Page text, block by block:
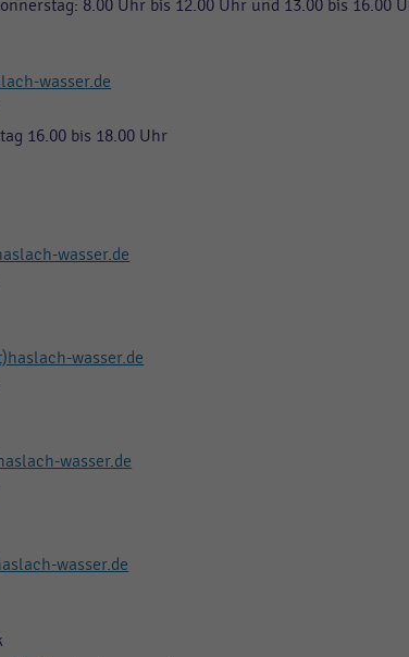
8.00 Uhr bis 12.00 Uhr und 13.00 bis 16.00
wasser.de
16.00 bis 18.00 Uhr
wasser.de
wasser.de
wasser.de
wasser.de